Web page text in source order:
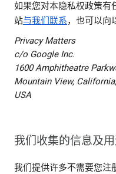
如果您对本隐私权政策有
站与我们联系，也可以向
Privacy Matters
c/o Google Inc.
1600 Amphitheatre
Mountain View,
USA
我们收集的信息及
我们提供许多不需要您注